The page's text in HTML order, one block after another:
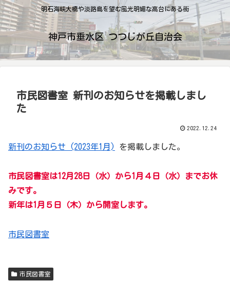
明石海峡大橋や淡路島を望む風光明媚な高台にある街
神戸市垂水区 つつじが丘自治会
市民図書室 新刊のお知らせを掲載しまし
た
2022.12.24
新刊のお知らせ (2023年1月) を掲載しました。
市民図書室は12月28日（水）から1月４日（水）までお休
みです。
新年は1月５日（木）から開室します。
市民図書室
市民図書室